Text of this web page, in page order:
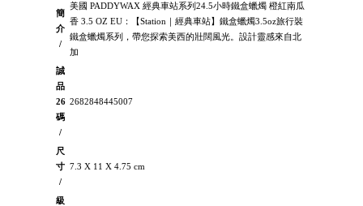
簡
介
/
美國 PADDYWAX 經典車站系列24.5小時鐵盒蠟燭 橙紅南瓜
香 3.5 OZ EU：【Station｜經典車站】鐵盒蠟燭3.5oz旅行裝
鐵盒蠟燭系列，帶您探索美西的壯闊風光。設計靈感來自北
加
誠
品
26
碼
/
2682848445007
尺
寸
/
7.3 X 11 X 4.75 cm
級